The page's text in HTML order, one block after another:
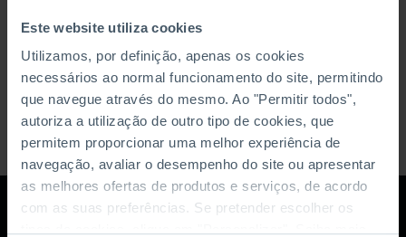
Este website utiliza cookies
Utilizamos, por definição, apenas os cookies
necessários ao normal funcionamento do site, permitindo
que navegue através do mesmo. Ao "Permitir todos",
autoriza a utilização de outro tipo de cookies, que
permitem proporcionar uma melhor experiência de
navegação, avaliar o desempenho do site ou apresentar
as melhores ofertas de produtos e serviços, de acordo
com as suas preferências. Se pretender escolher os